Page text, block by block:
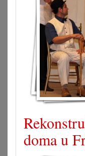
doma u